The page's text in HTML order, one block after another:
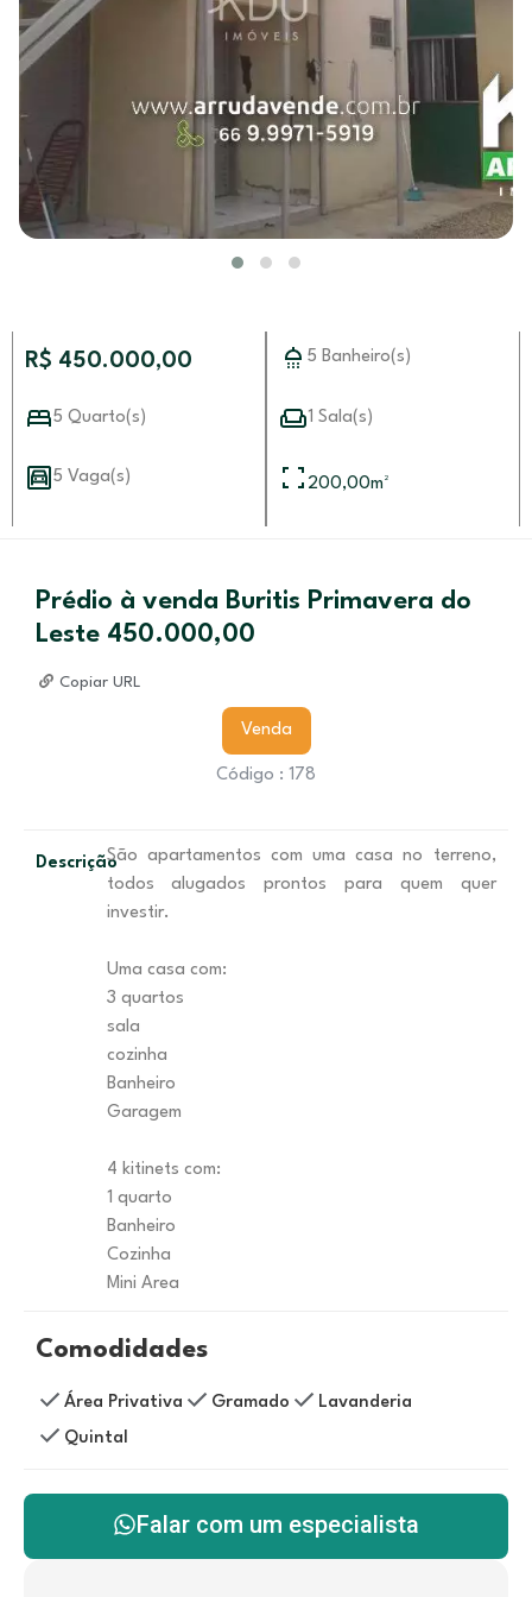
R$ 450.000,00 5 Banheiro(s)
5 Quarto(s) 1 Sala(s)
5 Vaga(s) 200,00m²
Prédio à venda Buritis Primavera do
Leste 450.000,00
Copiar URL
Venda
Código : 178
DescriçãoSão apartamentos com uma casa no terreno,
todos alugados prontos para quem quer
investir.
Uma casa com:
3 quartos
sala
cozinha
Banheiro
Garagem
4 kitinets com:
1 quarto
Banheiro
Cozinha
Mini Area
Comodidades
Área Privativa Gramado
Lavanderia
Quintal
Falar com um especialista